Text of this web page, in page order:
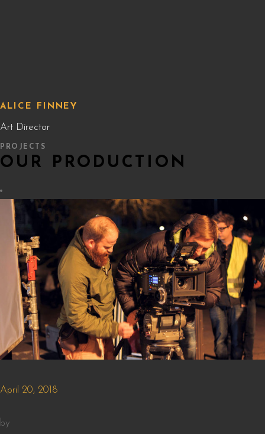
ALICE FINNEY
Art Director
PROJECTS
OUR PRODUCTION
April 20, 2018
by